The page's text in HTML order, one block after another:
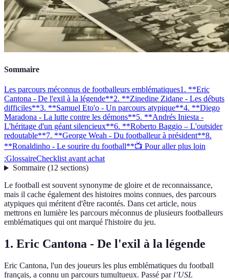
Sommaire
Les parcours méconnus de footballeurs emblématiques1. **Eric
Cantona - De l'exil à la légende**2. **Zinedine Zidane - Les débuts
difficiles**3. **Samuel Eto'o - Un parcours atypique**4. **Diego
Maradona - La lutte contre les démons**5. **Andrés Iniesta -
L'héritage d'un géant silencieux**6. **Roberto Baggio – L'outsider
redoutable**7. **George Weah - Du footballeur à président**8.
**Ronaldinho - Le sourire du football**📺 Pour aller plus loin
:GlossaireChecklist avant achat
Sommaire(12 sections)
Le football est souvent synonyme de gloire et de reconnaissance,
mais il cache également des histoires moins connues, des parcours
atypiques qui méritent d'être racontés. Dans cet article, nous
mettrons en lumière les parcours méconnus de plusieurs footballeurs
emblématiques qui ont marqué l'histoire du jeu.
1. Eric Cantona - De l'exil à la légende
Eric Cantona, l'un des joueurs les plus emblématiques du football
français, a connu un parcours tumultueux. Passé par l’USL